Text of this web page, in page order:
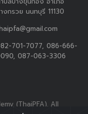
งกรวย นนทบุรี 11130
701-7077, 086-666-
087-063-3306
(ThaiPFA). All